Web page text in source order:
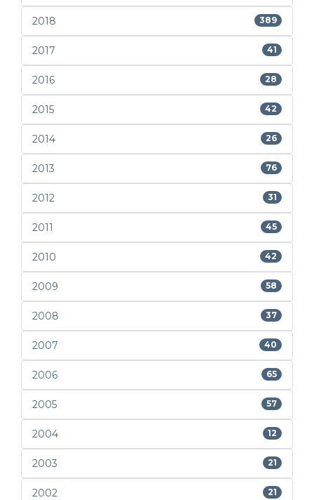
2018 389
2017 41
2016 28
2015 42
2014 26
2013 76
2012 31
2011 45
2010 42
2009 58
2008 37
2007 40
2006 65
2005 57
2004 12
2003 21
2002 21